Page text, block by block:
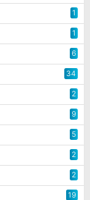
1
1
6
34
2
9
5
2
2
19